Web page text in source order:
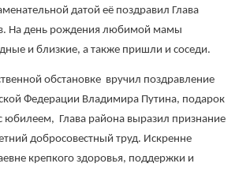
датой её поздравил Глава
На день рождения любимой мамы
и близкие, а также пришли и соседи.
обстановке вручил поздравление
Федерации Владимира Путина, подарок
юбилеем, Глава района выразил признание
добросовестный труд. Искренне
крепкого здоровья, поддержки и